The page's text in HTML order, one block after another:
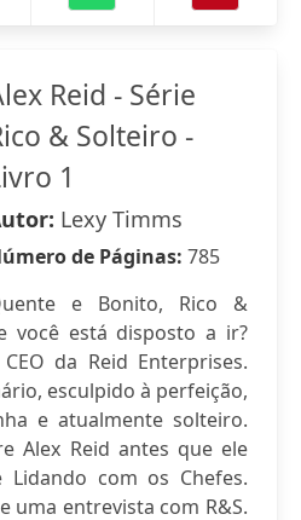
Reid - Série
& Solteiro -
1
Lexy Timms
de Páginas: 785
e Bonito, Rico &
você está disposto a ir?
da Reid Enterprises.
esculpido à perfeição,
e atualmente solteiro.
Alex Reid antes que ele
Lidando com os Chefes.
uma entrevista com R&S.